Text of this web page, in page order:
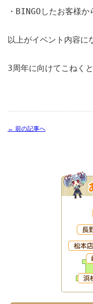
・BINGOしたお客様
以上がイベント内容に
3周年に向けてこねく
← 前の記事へ